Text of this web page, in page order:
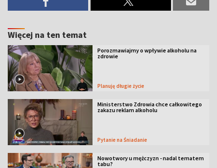
Więcej na ten temat
Porozmawiajmy o wpływie alkoholu na
zdrowie
Planuję długie życie
Ministerstwo Zdrowia chce całkowitego
zakazu reklam alkoholu
Pytanie na Śniadanie
Nowotwory u mężczyzn - nadal tematem
tabu?